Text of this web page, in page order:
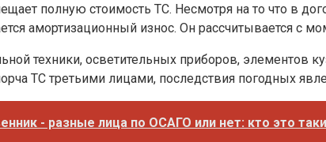
полную стоимость ТС. Несмотря на то что в
амортизационный износ. Он рассчитывается с
техники, осветительных приборов, элементов
ТС третьими лицами, последствия погодных
- разные лица по ОСАГО или нет: кто это